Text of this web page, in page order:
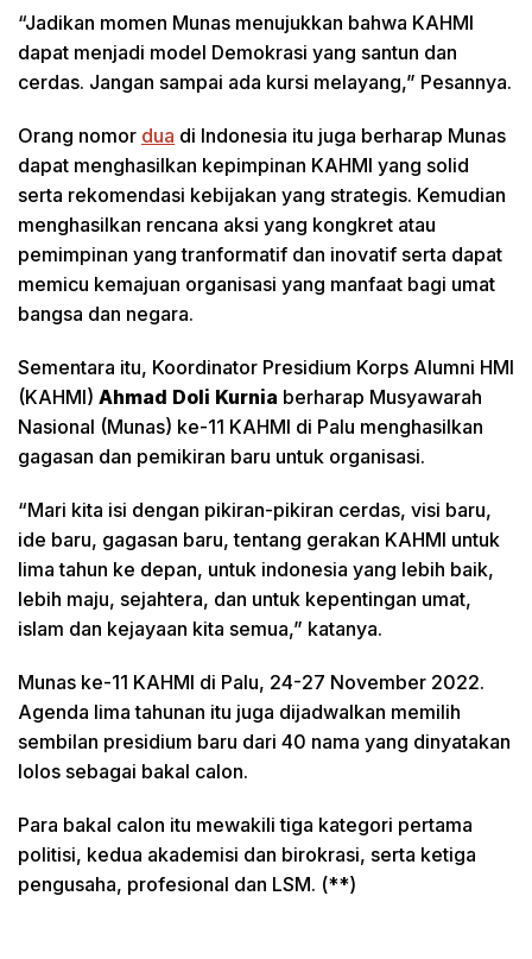
“Jadikan momen Munas menujukkan bahwa KAHMI
dapat menjadi model Demokrasi yang santun dan
cerdas. Jangan sampai ada kursi melayang,” Pesannya.
Orang nomor dua di Indonesia itu juga berharap Munas
dapat menghasilkan kepimpinan KAHMI yang solid
serta rekomendasi kebijakan yang strategis. Kemudian
menghasilkan rencana aksi yang kongkret atau
pemimpinan yang tranformatif dan inovatif serta dapat
memicu kemajuan organisasi yang manfaat bagi umat
bangsa dan negara.
Sementara itu, Koordinator Presidium Korps Alumni HMI
(KAHMI) Ahmad Doli Kurnia berharap Musyawarah
Nasional (Munas) ke-11 KAHMI di Palu menghasilkan
gagasan dan pemikiran baru untuk organisasi.
“Mari kita isi dengan pikiran-pikiran cerdas, visi baru,
ide baru, gagasan baru, tentang gerakan KAHMI untuk
lima tahun ke depan, untuk indonesia yang lebih baik,
lebih maju, sejahtera, dan untuk kepentingan umat,
islam dan kejayaan kita semua,” katanya.
Munas ke-11 KAHMI di Palu, 24-27 November 2022.
Agenda lima tahunan itu juga dijadwalkan memilih
sembilan presidium baru dari 40 nama yang dinyatakan
lolos sebagai bakal calon.
Para bakal calon itu mewakili tiga kategori pertama
politisi, kedua akademisi dan birokrasi, serta ketiga
pengusaha, profesional dan LSM. (**)